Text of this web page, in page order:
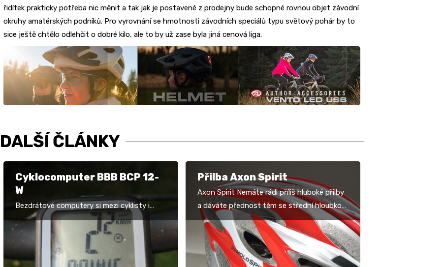
řidítek prakticky potřeba nic měnit a tak jak je postavené z prodejny bude schopné rovnou objet závodní
okruhy amatérských podniků. Pro vyrovnání se hmotnosti závodních speciálů typu světový pohár by to
sice ještě chtělo odlehčit o dobré kilo, ale to by už zase byla jiná cenová liga.
DALŠÍ ČLÁNKY
Cyklocomputer BBB BCP 12-
W
Bezdrátové computery si mezi cyklisty i
přes nutnost dvou baterií získávají stále
větší oblibu. Testovaný model BCP-12W je
středním typem…
Přilba Axon Spirit
Axon Spirit Nemáte rádi příliš hluboké přilby
a dáváte přednost těm se střední hloubkou,
které jsou na hlavě výraznější? Tak pro vás
bude…